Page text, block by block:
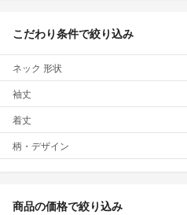
こだわり条件で絞り込み
ネック 形状
袖丈
着丈
柄・デザイン
商品の価格で絞り込み